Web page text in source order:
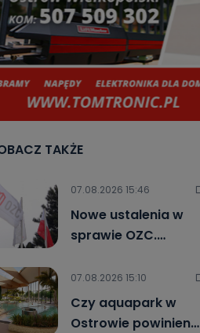
TAKŻE
07.08.2026 15:46
Nowe ustalenia w
sprawie OZC.…
07.08.2026 15:10
Czy aquapark w
Ostrowie powinien…